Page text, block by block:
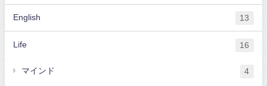
English 13
Life 16
マインド 4